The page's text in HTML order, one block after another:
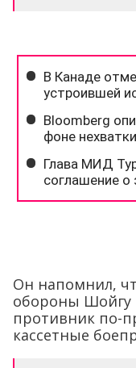
Он напомнил,
обороны Шойгу
противник по-
кассетные